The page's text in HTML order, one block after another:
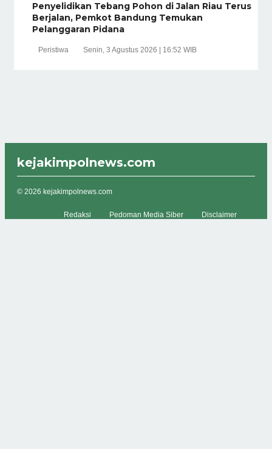
Penyelidikan Tebang Pohon di Jalan Riau Terus
Berjalan, Pemkot Bandung Temukan
Pelanggaran Pidana
Peristiwa Senin, 3 Agustus 2026 | 16:52 WIB
kejakimpolnews.com
© 2026 kejakimpolnews.com
Redaksi Pedoman Media Siber Disclaimer